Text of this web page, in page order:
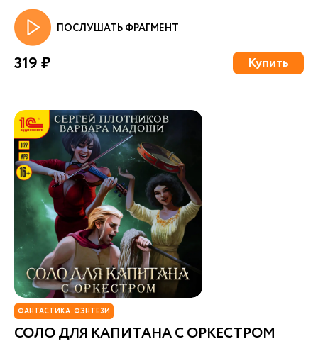
ПОСЛУШАТЬ ФРАГМЕНТ
319 ₽ Купить
ФАНТАСТИКА. ФЭНТЕЗИ
СОЛО ДЛЯ КАПИТАНА С ОРКЕСТРОМ